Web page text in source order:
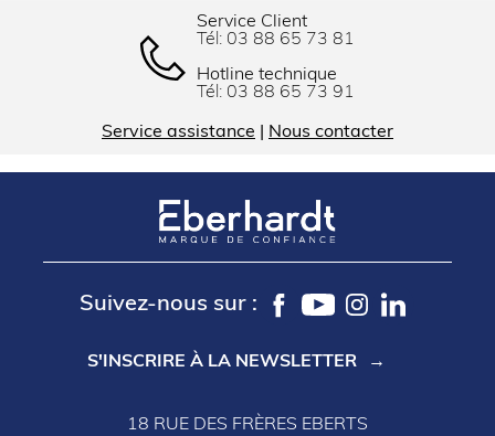
Service Client
Tél: 03 88 65 73 81
Hotline technique
Tél: 03 88 65 73 91
Service assistance Nous contacter
Suivez-nous sur :
S'INSCRIRE À LA NEWSLETTER
18 RUE DES FRÈRES EBERTS